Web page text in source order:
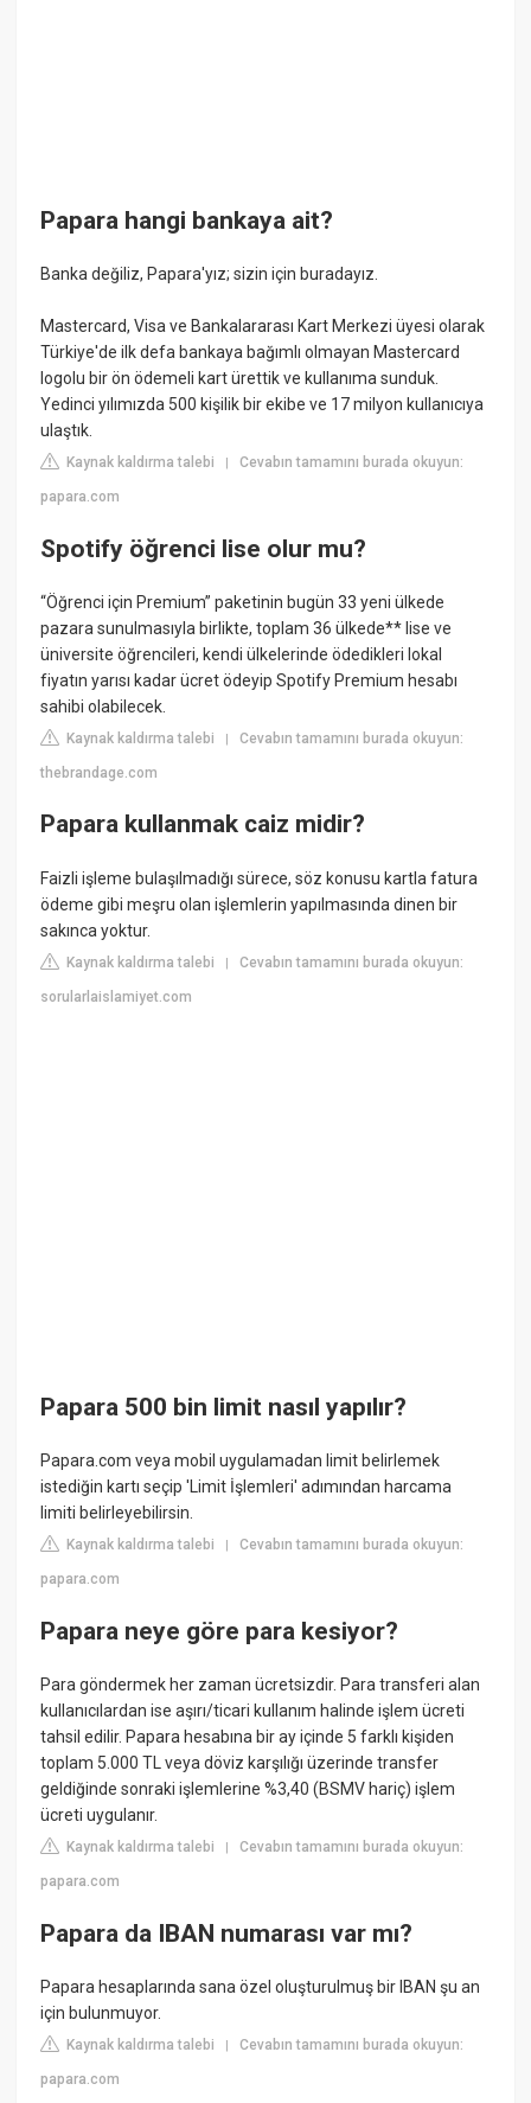
Papara hangi bankaya ait?
Banka değiliz, Papara'yız; sizin için buradayız.
Mastercard, Visa ve Bankalararası Kart Merkezi üyesi olarak
Türkiye'de ilk defa bankaya bağımlı olmayan Mastercard
logolu bir ön ödemeli kart ürettik ve kullanıma sunduk.
Yedinci yılımızda 500 kişilik bir ekibe ve 17 milyon kullanıcıya
ulaştık.
Kaynak kaldırma talebi |Cevabın tamamını burada okuyun:
papara.com
Spotify öğrenci lise olur mu?
“Öğrenci için Premium” paketinin bugün 33 yeni ülkede
pazara sunulmasıyla birlikte, toplam 36 ülkede** lise ve
üniversite öğrencileri, kendi ülkelerinde ödedikleri lokal
fiyatın yarısı kadar ücret ödeyip Spotify Premium hesabı
sahibi olabilecek.
Kaynak kaldırma talebi |Cevabın tamamını burada okuyun:
thebrandage.com
Papara kullanmak caiz midir?
Faizli işleme bulaşılmadığı sürece, söz konusu kartla fatura
ödeme gibi meşru olan işlemlerin yapılmasında dinen bir
sakınca yoktur.
Kaynak kaldırma talebi |Cevabın tamamını burada okuyun:
sorularlaislamiyet.com
Papara 500 bin limit nasıl yapılır?
Papara.com veya mobil uygulamadan limit belirlemek
istediğin kartı seçip 'Limit İşlemleri' adımından harcama
limiti belirleyebilirsin.
Kaynak kaldırma talebi |Cevabın tamamını burada okuyun:
papara.com
Papara neye göre para kesiyor?
Para göndermek her zaman ücretsizdir. Para transferi alan
kullanıcılardan ise aşırı/ticari kullanım halinde işlem ücreti
tahsil edilir. Papara hesabına bir ay içinde 5 farklı kişiden
toplam 5.000 TL veya döviz karşılığı üzerinde transfer
geldiğinde sonraki işlemlerine %3,40 (BSMV hariç) işlem
ücreti uygulanır.
Kaynak kaldırma talebi |Cevabın tamamını burada okuyun:
papara.com
Papara da IBAN numarası var mı?
Papara hesaplarında sana özel oluşturulmuş bir IBAN şu an
için bulunmuyor.
Kaynak kaldırma talebi |Cevabın tamamını burada okuyun:
papara.com